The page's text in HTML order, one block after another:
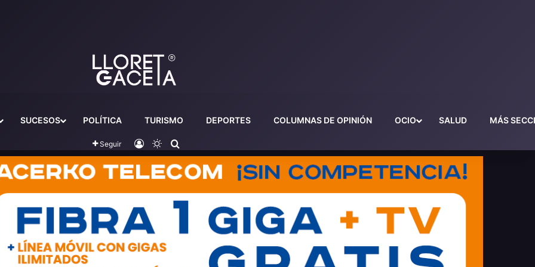
SUCESOS POLÍTICA TURISMO DEPORTES COLUMNAS DE OPINIÓN OCIO SALUD MÁS
Seguir Iniciar sesión
Switch skin